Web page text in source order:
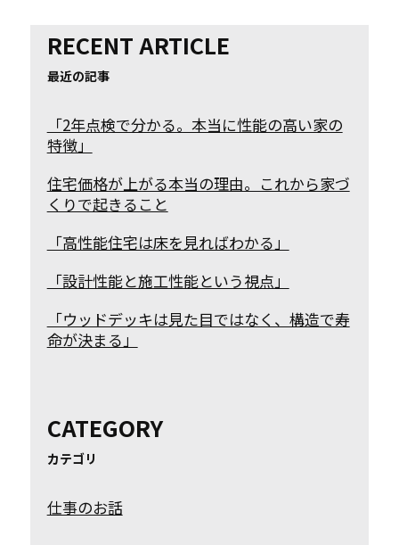
RECENT ARTICLE
最近の記事
「2年点検で分かる。本当に性能の高い家の
特徴」
住宅価格が上がる本当の理由。これから家づ
くりで起きること
「高性能住宅は床を見ればわかる」
「設計性能と施工性能という視点」
「ウッドデッキは見た目ではなく、構造で寿
命が決まる」
CATEGORY
カテゴリ
仕事のお話